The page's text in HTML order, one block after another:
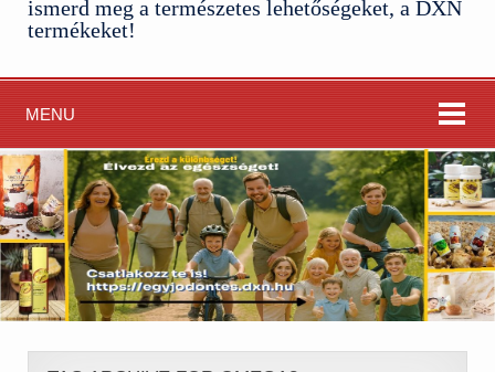
ismerd meg a természetes lehetőségeket, a DXN
termékeket!
MENU